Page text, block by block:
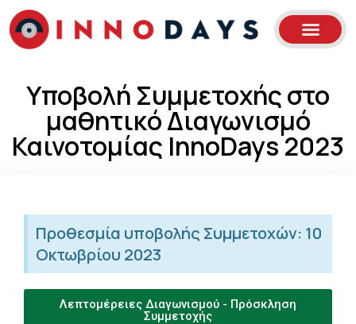
Υποβολή Συμμετοχής στο
μαθητικό Διαγωνισμό
Καινοτομίας InnoDays 2023
Προθεσμία υποβολής Συμμετοχών: 10
Οκτωβρίου 2023
Λεπτομέρειες Διαγωνισμού - Πρόσκληση
Συμμετοχής